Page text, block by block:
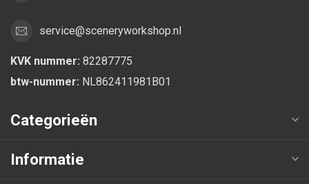
service@sceneryworkshop.nl
KVK nummer: 82287775
btw-nummer: NL862411981B01
Categorieën
Informatie